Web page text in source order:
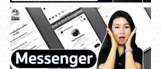
สั่งแบตเตอรี่ Dissing จาก
Shopee Mall สามารถเคลมได้ที่
ไหนบ้าง